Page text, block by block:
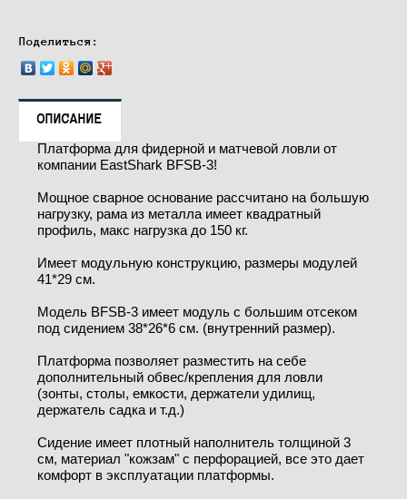
Поделиться:
ОПИСАНИЕ
Платформа для фидерной и матчевой ловли от
компании EastShark BFSB-3!
Мощное сварное основание рассчитано на большую
нагрузку, рама из металла имеет квадратный
профиль, макс нагрузка до 150 кг.
Имеет модульную конструкцию, размеры модулей
41*29 см.
Модель BFSB-3 имеет модуль с большим отсеком
под сидением 38*26*6 см. (внутренний размер).
Платформа позволяет разместить на себе
дополнительный обвес/крепления для ловли
(зонты, столы, емкости, держатели удилищ,
держатель садка и т.д.)
Сидение имеет плотный наполнитель толщиной 3
см, материал "кожзам" с перфорацией, все это дает
комфорт в эксплуатации платформы.